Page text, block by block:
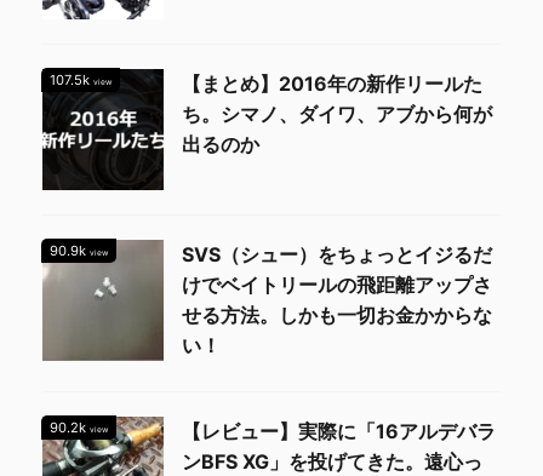
107.5k view
【まとめ】2016年の新作リールた
ち。シマノ、ダイワ、アブから何が
出るのか
90.9k view
SVS（シュー）をちょっとイジるだ
けでベイトリールの飛距離アップさ
せる方法。しかも一切お金かからな
い！
90.2k view
【レビュー】実際に「16アルデバラ
ンBFS XG」を投げてきた。遠心っ